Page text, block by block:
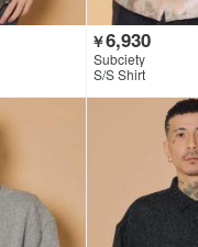
￥6,930
Subciety
S/S Shirt